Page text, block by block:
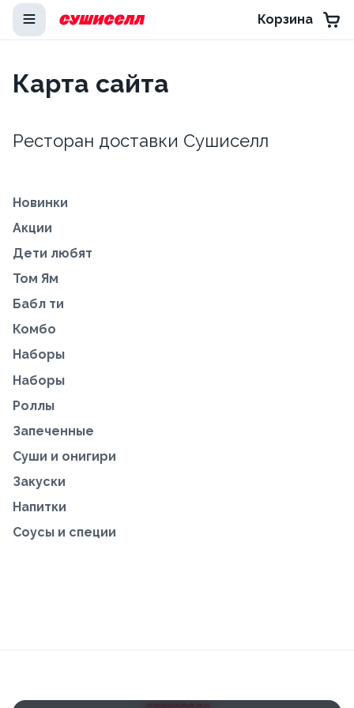
Корзина
Карта сайта
Ресторан доставки Сушиселл
Новинки
Акции
Дети любят
Том Ям
Бабл ти
Комбо
Наборы
Наборы
Роллы
Запеченные
Суши и онигири
Закуски
Напитки
Соусы и специи